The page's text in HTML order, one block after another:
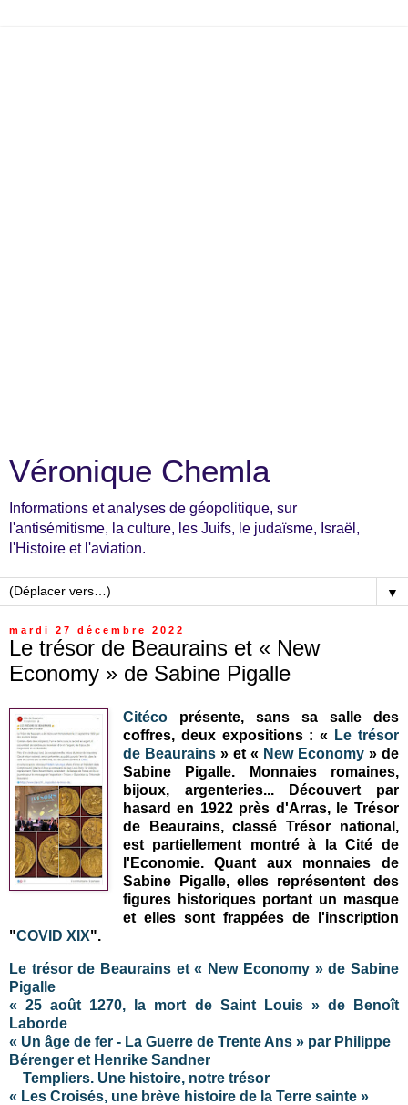
Véronique Chemla
Informations et analyses de géopolitique, sur
l'antisémitisme, la culture, les Juifs, le judaïsme, Israël,
l'Histoire et l'aviation.
▼
mardi 27 décembre 2022
Le trésor de Beaurains et « New
Economy » de Sabine Pigalle
Citécoprésente, sans sa salle des
coffres, deux expositions : «
Le trésor
de Beaurains» et « New Economy» de
Sabine Pigalle. Monnaies romaines,
bijoux, argenteries... Découvert par
hasard en 1922 près d'Arras, le Trésor
de Beaurains, classé Trésor national,
est partiellement montré à la Cité de
l'Economie. Quant aux monnaies de
Sabine Pigalle, elles représentent des
figures historiques portant un masque
et elles sont frappées de l'inscription
"COVID XIX".
Le trésor de Beaurains et « New Economy » de Sabine
Pigalle
« 25 août 1270, la mort de Saint Louis » de Benoît
Laborde
« Un âge de fer - La Guerre de Trente Ans » par Philippe
Bérenger et Henrike Sandner
Templiers. Une histoire, notre trésor
« Les Croisés, une brève histoire de la Terre sainte »